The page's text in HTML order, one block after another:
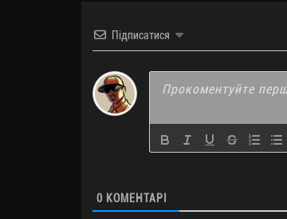
Підписатися
0 КОМЕНТАРІ